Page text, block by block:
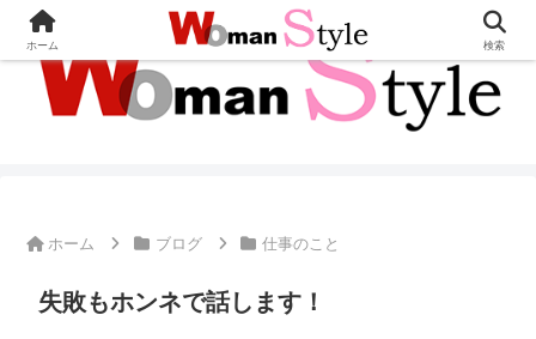
ホーム ブログ 仕事のこと
失敗もホンネで話します！
ホーム 検索